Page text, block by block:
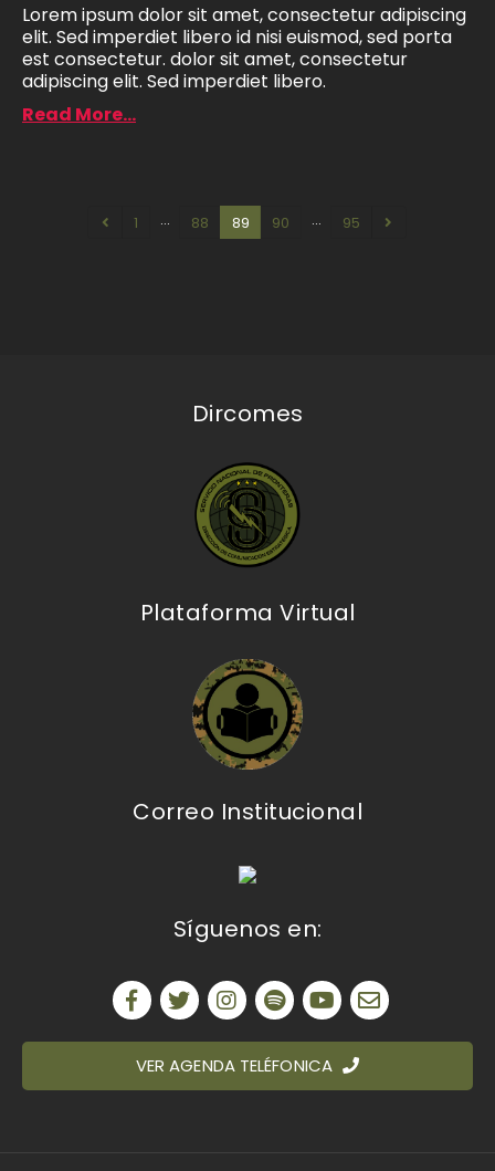
Lorem ipsum dolor sit amet, consectetur adipiscing
elit. Sed imperdiet libero id nisi euismod, sed porta
est consectetur. dolor sit amet, consectetur
adipiscing elit. Sed imperdiet libero.
Read More...
1 … 88 89 90 … 95
Dircomes
Plataforma Virtual
Correo Institucional
Síguenos en:
VER AGENDA TELÉFONICA